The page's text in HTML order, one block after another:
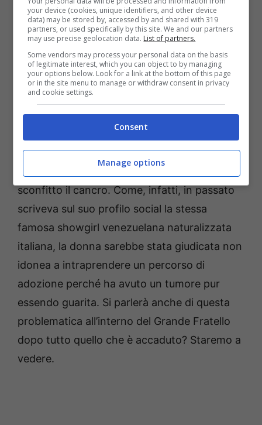
showgirl ha anche sempre desiderato un
figlio. Se per il matrimonio i fan possono stare
tranquilli perché tra i due il legame è forte e
quindi è molto probabile che presto ci sarà.
La domanda è se l’uomo coglierà l’occasione
della partecipazione alla Grande Fratello Vip
della sua guerriera per farle la proposta? Per
quanto invece riguarda il desiderio di
entrambi di diventare genitori, il percorso
sembra più lungo anche se la donna ha
sconfitto il cancro. Come, infatti, in passato
scriveva sul suo profilo social la stessa
famosa showgirl venezuelana naturalizzata
italiana, la donna sarebbe stata giudicata non
idonea a intraprendere un percorso di
adozione perché ha avuto un tumore pur
essendo guarita. Si parlerà anche di questa
problematica all’interno del Grande Fratello
dopo tutto quello che è accaduto? Staremo a
vedere.
your device (cookies, unique identifiers, and other device
data) may be stored by, accessed by and shared with 319
partners, or used specifically by this site. We and our partners
may use precise geolocation data. List of partners.
Some vendors may process your personal data on the basis
of legitimate interest, which you can object to by managing
your options below. Look for a link at the bottom of this page
or in the site menu to manage or withdraw consent in privacy
and cookie settings.
Consent
Manage options